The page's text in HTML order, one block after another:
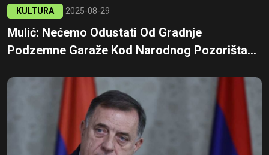
KULTURA 2025-08-29
Mulić: Nećemo Odustati Od Gradnje
Podzemne Garaže Kod Narodnog Pozorišta...